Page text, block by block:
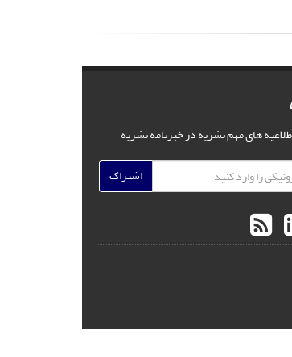
های مهم نشریه در خبرنامه نشریه
اشتراک